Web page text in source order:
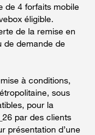
de 4 forfaits mobile
éligible.
de la remise en
de demande de
à conditions,
sous
pour la
par des clients
présentation d’une